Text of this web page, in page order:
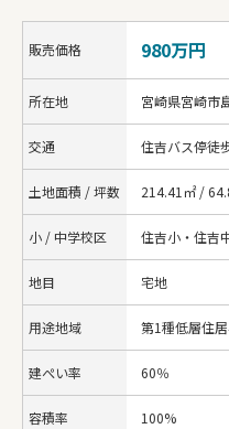
販売価格 980万円
所在地 宮崎県宮崎市
交通 住吉バス停徒
土地面積 / 坪数 214.41㎡ /
小 / 中学校区 住吉小・住吉
地目 宅地
用途地域 第1種低層住
建ぺい率 60％
容積率 100%